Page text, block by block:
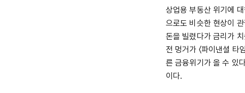
상업용 부동산 위기에
으로도 비슷한 현상이
돈을 빌렸다가 금리가
전 멍거가 〈파이낸셜
른 금융위기가 올 수 있
이다.